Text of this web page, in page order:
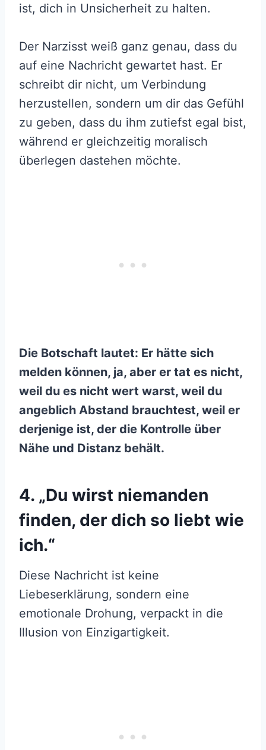
ist, dich in Unsicherheit zu halten.
Der Narzisst weiß ganz genau, dass du
auf eine Nachricht gewartet hast. Er
schreibt dir nicht, um Verbindung
herzustellen, sondern um dir das Gefühl
zu geben, dass du ihm zutiefst egal bist,
während er gleichzeitig moralisch
überlegen dastehen möchte.
Die Botschaft lautet: Er hätte sich
melden können, ja, aber er tat es nicht,
weil du es nicht wert warst, weil du
angeblich Abstand brauchtest, weil er
derjenige ist, der die Kontrolle über
Nähe und Distanz behält.
4. „Du wirst niemanden
finden, der dich so liebt wie
ich.“
Diese Nachricht ist keine
Liebeserklärung, sondern eine
emotionale Drohung, verpackt in die
Illusion von Einzigartigkeit.